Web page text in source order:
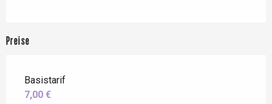
Preise
Basistarif
7,00 €